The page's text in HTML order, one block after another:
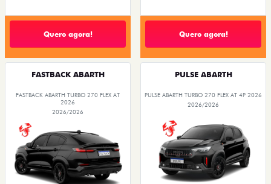
Quero agora! Quero agora!
FASTBACK ABARTH
FASTBACK ABARTH TURBO 270 FLEX AT
2026
2026/2026
PULSE ABARTH
PULSE ABARTH TURBO 270 FLEX AT 4P 2026
2026/2026